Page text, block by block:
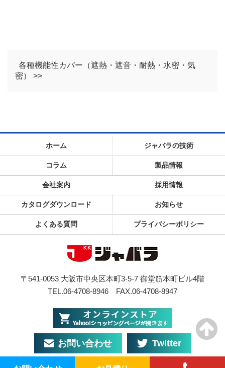
各種機能性カバー（遮熱・遮音・耐熱・水密・気
密） >>
ホーム ジャバラの技術
コラム 製品情報
会社案内 採用情報
カタログダウンロード お知らせ
よくある質問 プライバシーポリシー
〒541-0053 大阪市中央区本町3-5-7 御堂筋本町ビル4階
TEL.06-4708-8946 FAX.06-4708-8947
お問い合わせ Twitter